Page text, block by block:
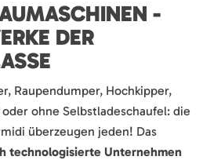
-
DER
Raupendumper, Hochkipper,
ohne Selbstladeschaufel: die
überzeugen jeden! Das
technologisierte Unternehmen